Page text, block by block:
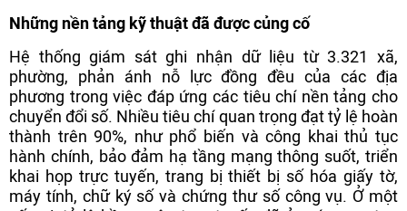
Những nền tảng kỹ thuật đã được củng cố
Hệ thống giám sát ghi nhận dữ liệu từ 3.321 xã,
phường, phản ánh nỗ lực đồng đều của các địa
phương trong việc đáp ứng các tiêu chí nền tảng cho
chuyển đổi số. Nhiều tiêu chí quan trọng đạt tỷ lệ hoàn
thành trên 90%, như phổ biến và công khai thủ tục
hành chính, bảo đảm hạ tầng mạng thông suốt, triển
khai họp trực tuyến, trang bị thiết bị số hóa giấy tờ,
máy tính, chữ ký số và chứng thư số công vụ. Ở một